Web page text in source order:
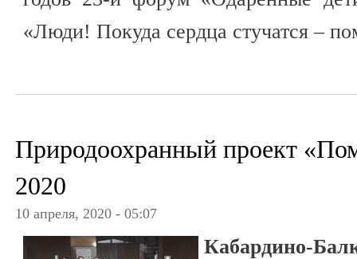
«Люди! Покуда сердца стучатся –
Природоохранный проект
2020
10 апреля, 2020 - 05:07
Кабардино-